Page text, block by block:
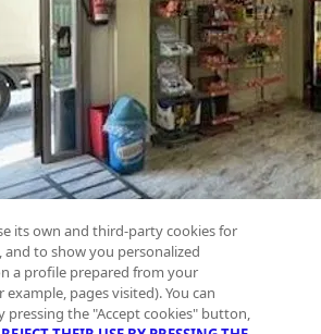
its own and third-party cookies for
and to show you personalized
a profile prepared from your
pages visited). You can
pressing the "Accept cookies" button,